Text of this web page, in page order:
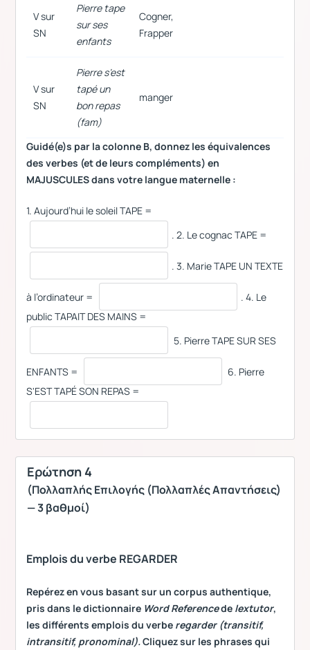
V sur
SN
Pierre tape
sur ses
enfants
Cogner,
Frapper
V sur
SN
Pierre s’est
tapé un
bon repas
(fam)
manger
Guidé(e)s par la colonne B, donnez les équivalences
des verbes (et de leurs compléments) en
MAJUSCULES dans votre langue maternelle :
1. Aujourd’hui le soleil TAPE =
. 2. Le cognac TAPE =
. 3. Μarie TAPE UN TEXTE
à l’ordinateur =
. 4. Le
public TAPAIT DES MAINS =
5. Pierre TAPE SUR SES
ENFANTS =
6. Pierre
S'EST TAPÉ SON REPAS =
Ερώτηση 4
(Πολλαπλής Επιλογής (Πολλαπλές Απαντήσεις)
— 3 βαθμοί)
Emplois du verbe REGARDER
Repérez en vous basant sur un corpus authentique,
pris dans le dictionnaire Word Referencede lextutor,
les différents emplois du verbe regarder (transitif,
intransitif, pronominal).Cliquez sur les phrases qui